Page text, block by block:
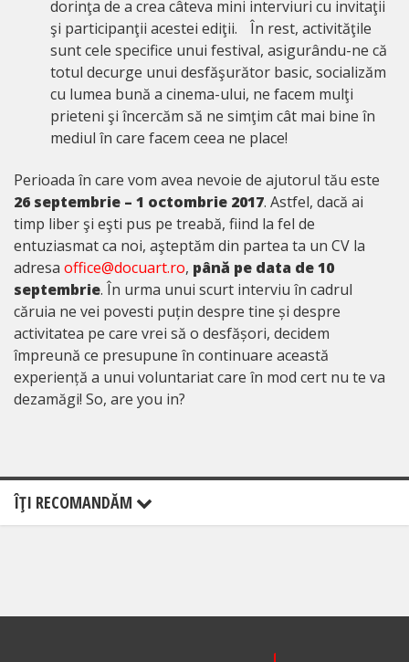
dorinţa de a crea câteva mini interviuri cu invitaţii
şi participanţii acestei ediţii. În rest, activităţile
sunt cele specifice unui festival, asigurându-ne că
totul decurge unui desfăşurător basic, socializăm
cu lumea bună a cinema-ului, ne facem mulţi
prieteni şi încercăm să ne simţim cât mai bine în
mediul în care facem ceea ne place!
Perioada în care vom avea nevoie de ajutorul tău este
26 septembrie – 1 octombrie 2017. Astfel, dacă ai
timp liber şi eşti pus pe treabă, fiind la fel de
entuziasmat ca noi, aşteptăm din partea ta un CV la
adresa office@docuart.ro, până pe data de 10
septembrie. În urma unui scurt interviu în cadrul
căruia ne vei povesti puțin despre tine și despre
activitatea pe care vrei să o desfășori, decidem
împreună ce presupune în continuare această
experiență a unui voluntariat care în mod cert nu te va
dezamăgi! So, are you in?
ÎŢI RECOMANDĂM